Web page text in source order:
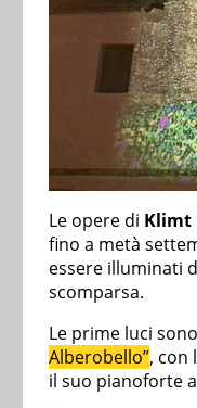
Le opere di Klimt
fino a metà
essere illuminati
scomparsa.
Le prime luci
Alberobello”, con
il suo pianoforte